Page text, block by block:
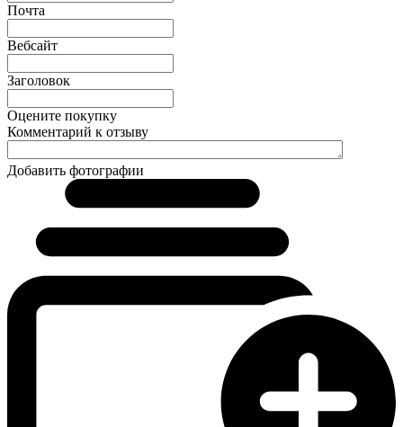
Почта
Вебсайт
Заголовок
Оцените покупку
Комментарий к отзыву
Добавить фотографии